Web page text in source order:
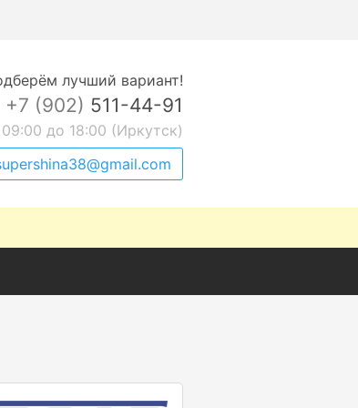
лучший вариант!
+7 (902) 511-44-91
до 18:00 (Иркутск)